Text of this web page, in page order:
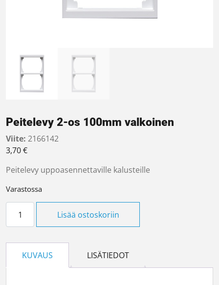
Peitelevy 2-os 100mm valkoinen
Viite: 2166142
3,70€
Peitelevy uppoasennettaville kalusteille
Varastossa
Lisää ostoskoriin
KUVAUS LISÄTIEDOT